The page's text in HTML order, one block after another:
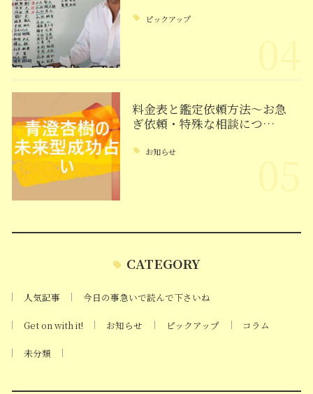
ピックアップ
料金表と鑑定依頼方法～お急
ぎ依頼・特殊な相談につ…
お知らせ
CATEGORY
人気記事 今日の事急いで読んで下さいね
Get on with it! お知らせ ピックアップ コラム
未分類